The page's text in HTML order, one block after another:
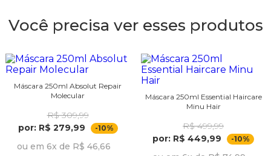
Você precisa ver esses produtos
Máscara 250ml Absolut Repair
Molecular
R$ 309,99
por: R$ 279,99
-10%
ou em 6x de R$ 46,66
Máscara 250ml Essential Haircare
Minu Hair
R$ 499,99
por: R$ 449,99
-10%